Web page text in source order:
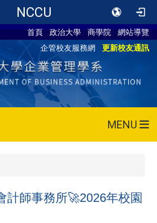
NCCU
首頁 政治大學 商學院
網站導覽
企管校友服務網
更新校友通訊
MENU
計師事務所🚀2026年校園